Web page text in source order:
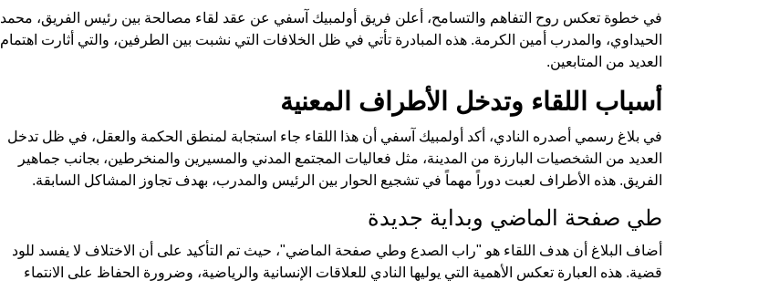
في خطوة تعكس روح التفاهم والتسامح، أعلن فريق أولمبيك آسفي عن عقد لقاء مصالحة بين رئيس الفريق، محمد
الحيداوي، والمدرب أمين الكرمة. هذه المبادرة تأتي في ظل الخلافات التي نشبت بين الطرفين، والتي أثارت اهتمام
العديد من المتابعين.
أسباب اللقاء وتدخل الأطراف المعنية
في بلاغ رسمي أصدره النادي، أكد أولمبيك آسفي أن هذا اللقاء جاء استجابة لمنطق الحكمة والعقل، في ظل تدخل
العديد من الشخصيات البارزة من المدينة، مثل فعاليات المجتمع المدني والمسيرين والمنخرطين، بجانب جماهير
الفريق. هذه الأطراف لعبت دوراً مهماً في تشجيع الحوار بين الرئيس والمدرب، بهدف تجاوز المشاكل السابقة.
طي صفحة الماضي وبداية جديدة
أضاف البلاغ أن هدف اللقاء هو "راب الصدع وطي صفحة الماضي"، حيث تم التأكيد على أن الاختلاف لا يفسد للود
قضية. هذه العبارة تعكس الأهمية التي يوليها النادي للعلاقات الإنسانية والرياضية، وضرورة الحفاظ على الانتماء